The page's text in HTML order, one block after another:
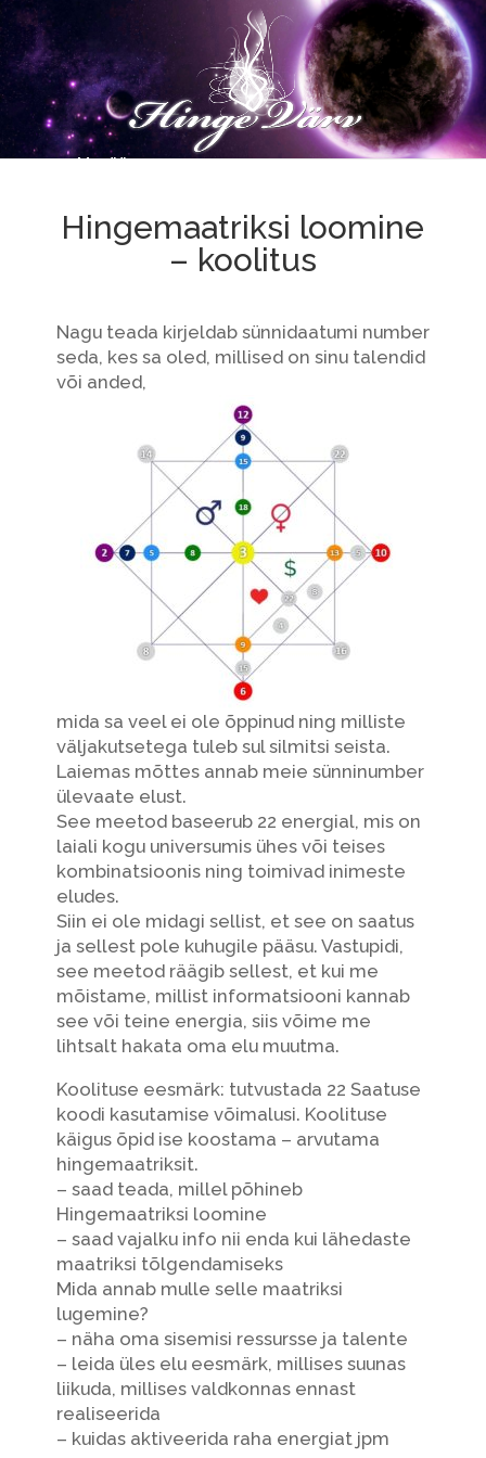
Hingemaatriksi loomine
– koolitus
Nagu teada kirjeldab sünnidaatumi number
seda, kes sa oled, millised on sinu talendid
või anded,
mida sa veel ei ole õppinud ning milliste
väljakutsetega tuleb sul silmitsi seista.
Laiemas mõttes annab meie sünninumber
ülevaate elust.
See meetod baseerub 22 energial, mis on
laiali kogu universumis ühes või teises
kombinatsioonis ning toimivad inimeste
eludes.
Siin ei ole midagi sellist, et see on saatus
ja sellest pole kuhugile pääsu. Vastupidi,
see meetod räägib sellest, et kui me
mõistame, millist informatsiooni kannab
see või teine energia, siis võime me
lihtsalt hakata oma elu muutma.
Koolituse eesmärk: tutvustada 22 Saatuse
koodi kasutamise võimalusi. Koolituse
käigus õpid ise koostama – arvutama
hingemaatriksit.
– saad teada, millel põhineb
Hingemaatriksi loomine
– saad vajalku info nii enda kui lähedaste
maatriksi tõlgendamiseks
Mida annab mulle selle maatriksi
lugemine?
– näha oma sisemisi ressursse ja talente
– leida üles elu eesmärk, millises suunas
liikuda, millises valdkonnas ennast
realiseerida
– kuidas aktiveerida raha energiat jpm